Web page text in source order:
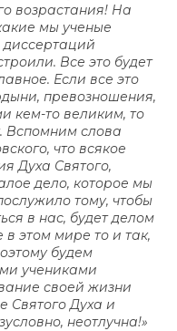
возрастания! На
мы ученые
диссертаций
Все это будет
Если все это
превозношения,
кем-то великим, то
Вспомним слова
что всякое
Духа Святого,
дело, которое мы
тому, чтобы
в нас, будет делом
этом мире то и так,
будем
учениками
своей жизни
Святого Духа и
неотлучна!»